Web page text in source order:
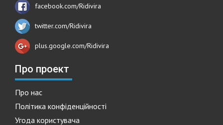
facebook.com/Ridivira
twitter.com/Ridivira
plus.google.com/Ridivira
Про проект
Про нас
Політика конфіденційності
Угода користувача